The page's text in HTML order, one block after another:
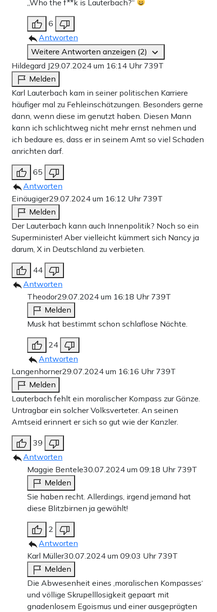
„Who the f**k is Lauterbach?“
6
Antworten
Weitere Antworten anzeigen (2)
Hildegard J29.07.2024 um 16:14 Uhr 739T
Melden
Karl Lauterbach kam in seiner politischen Karriere
häufiger mal zu Fehleinschätzungen. Besonders gerne
dann, wenn diese im genutzt haben. Diesen Mann
kann ich schlichtweg nicht mehr ernst nehmen und
ich bedaure es, dass er in seinem Amt so viel Schaden
anrichten darf.
65
Antworten
Einäugiger29.07.2024 um 16:12 Uhr 739T
Melden
Der Lauterbach kann auch Innenpolitik? Noch so ein
Superminister! Aber vielleicht kümmert sich Nancy ja
darum, X in Deutschland zu verbieten.
44
Antworten
Theodor29.07.2024 um 16:18 Uhr 739T
Melden
Musk hat bestimmt schon schlaflose Nächte.
24
Antworten
Langenhorner29.07.2024 um 16:16 Uhr 739T
Melden
Lauterbach fehlt ein moralischer Kompass zur Gänze.
Untragbar ein solcher Volksverteter. An seinen
Amtseid erinnert er sich so gut wie der Kanzler.
39
Antworten
Maggie Bentele30.07.2024 um 09:18 Uhr 739T
Melden
Sie haben recht. Allerdings, irgend jemand hat
diese Blitzbirnen ja gewählt!
2
Antworten
Karl Müller30.07.2024 um 09:03 Uhr 739T
Melden
Die Abwesenheit eines ‚moralischen Kompasses‘
und völlige Skrupelllosigkeit gepaart mit
gnadenlosem Egoismus und einer ausgeprägten